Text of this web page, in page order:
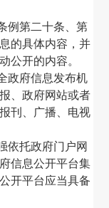
例第二十条、第
的具体内容，并
公开的内容。
政府信息发布机
、政府网站或者
刊、广播、电视
依托政府门户网
信息公开平台集
开平台应当具备